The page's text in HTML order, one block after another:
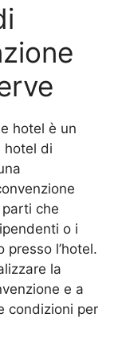
hotel è un
hotel di
che
o i
presso l’hotel.
la
e a
condizioni per